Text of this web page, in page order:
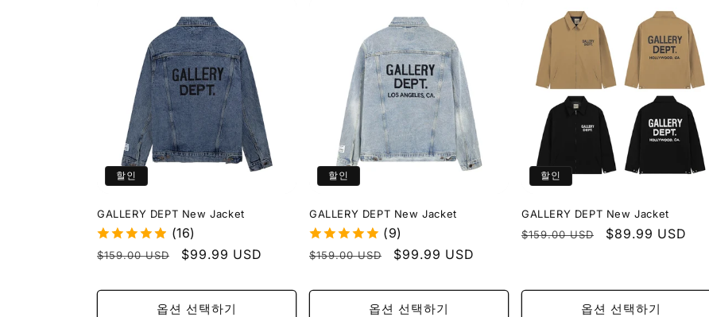
할인
GALLERY DEPT New Jacket
(16)
정
$159.00 USD
할
가
$99.99 USD
옵션 선택하기
할인
GALLERY DEPT New Jacket
(9)
정
$159.00 USD
할
가
$99.99 USD
옵션 선택하기
할인
GALLERY DEPT New Jacket
정
$159.00 USD
할
$89.99 USD
옵션 선택하기